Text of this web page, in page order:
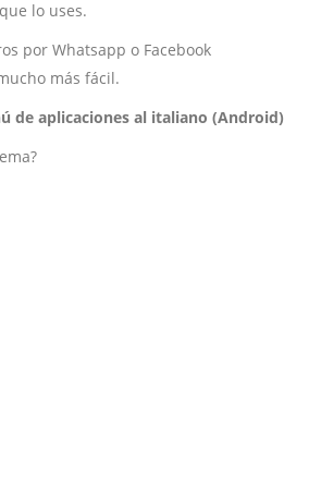
lo uses.
por Whatsapp o Facebook
más fácil.
de aplicaciones al italiano (Android)